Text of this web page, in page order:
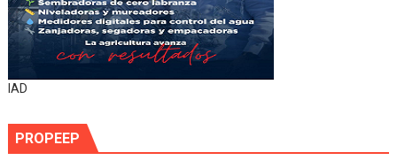
IAD
PROPEEP